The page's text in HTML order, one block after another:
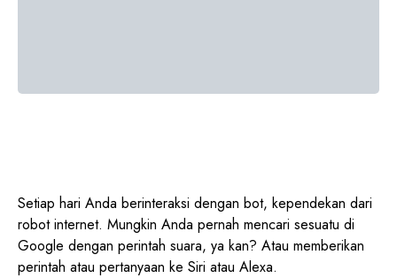
Setiap hari Anda berinteraksi dengan bot, kependekan dari
robot internet. Mungkin Anda pernah mencari sesuatu di
Google dengan perintah suara, ya kan? Atau memberikan
perintah atau pertanyaan ke Siri atau Alexa.